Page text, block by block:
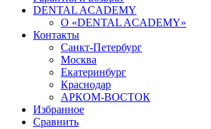
DENTAL ACADEMY
О «DENTAL ACADEMY»
Контакты
Санкт-Петербург
Москва
Екатеринбург
Краснодар
АРКОМ-ВОСТОК
Избранное
Сравнить